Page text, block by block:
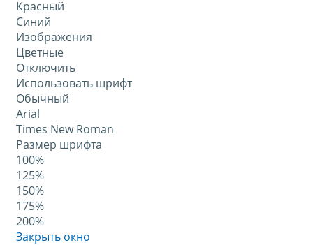
Красный
Синий
Изображения
Цветные
Отключить
Использовать шрифт
Обычный
Arial
Times New Roman
Размер шрифта
100%
125%
150%
175%
200%
Закрыть окно